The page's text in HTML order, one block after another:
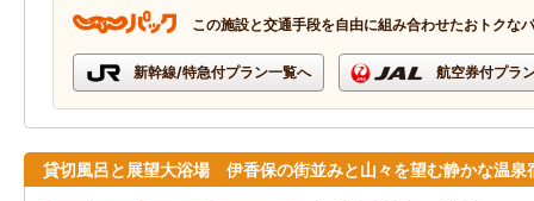
この施設と交通手段を自由に組み合わせたおトクな
新幹線/特急付プラン一覧へ 航空券付プラ
貸切風呂と展望大浴場 伊香保の街並みと山々を望む静かな温泉